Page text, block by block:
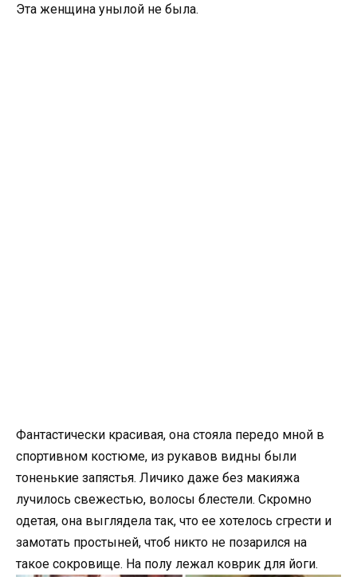
Эта женщина унылой не была.
Фантастически красивая, она стояла передо мной в
спортивном костюме, из рукавов видны были
тоненькие запястья. Личико даже без макияжа
лучилось свежестью, волосы блестели. Скромно
одетая, она выглядела так, что ее хотелось сгрести и
замотать простыней, чтоб никто не позарился на
такое сокровище. На полу лежал коврик для йоги.